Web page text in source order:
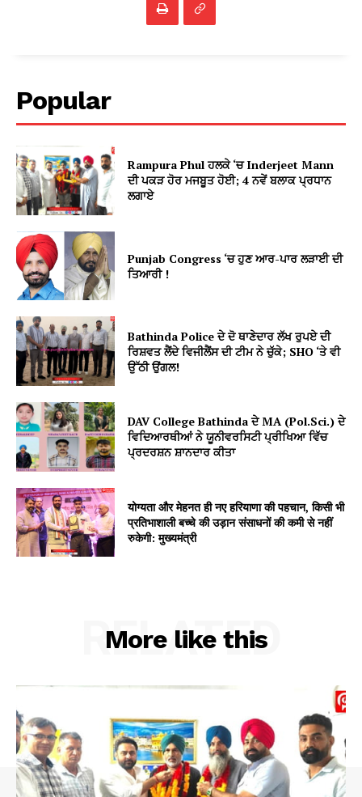
Popular
Rampura Phul ਹਲਕੇ ‘ਚ Inderjeet Mann
ਦੀ ਪਕੜ ਹੋਰ ਮਜਬੂਤ ਹੋਈ; 4 ਨਵੇਂ ਬਲਾਕ ਪ੍ਰਧਾਨ
ਲਗਾਏ
Punjab Congress ‘ਚ ਹੁਣ ਆਰ-ਪਾਰ ਲੜਾਈ ਦੀ
ਤਿਆਰੀ !
Bathinda Police ਦੇ ਦੋ ਥਾਣੇਦਾਰ ਲੱਖ ਰੁਪਏ ਦੀ
ਰਿਸ਼ਵਤ ਲੈਂਦੇ ਵਿਜੀਲੈਂਸ ਦੀ ਟੀਮ ਨੇ ਚੁੱਕੇ; SHO ‘ਤੇ ਵੀ
ਉੱਠੀ ਉਂਗਲ!
DAV College Bathinda ਦੇ MA (Pol.Sci.) ਦੇ
ਵਿਦਿਆਰਥੀਆਂ ਨੇ ਯੂਨੀਵਰਸਿਟੀ ਪ੍ਰੀਖਿਆ ਵਿੱਚ
ਪ੍ਰਦਰਸ਼ਨ ਸ਼ਾਨਦਾਰ ਕੀਤਾ
योग्यता और मेहनत ही नए हरियाणा की पहचान, किसी भी
प्रतिभाशाली बच्चे की उड़ान संसाधनों की कमी से नहीं
रुकेगी: मुख्यमंत्री
More like this
RELATED